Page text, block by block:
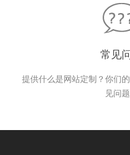
常见
提供什么是网站定制？你们
见问题